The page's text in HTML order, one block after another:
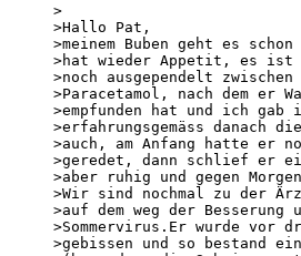
>
>Hallo Pat,
>meinem Buben geht es
>hat wieder Appetit, es ist
>noch ausgependelt
>Paracetamol, nach dem er
>empfunden hat und ich
>erfahrungsgemäss danach
>auch, am Anfang hatte er
>geredet, dann schlief er
>aber ruhig und gegen
>Wir sind nochmal zu der
>auf dem weg der
>Sommervirus.Er wurde vor
>gebissen und so bestand